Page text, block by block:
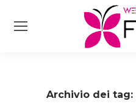
Archivio dei tag: